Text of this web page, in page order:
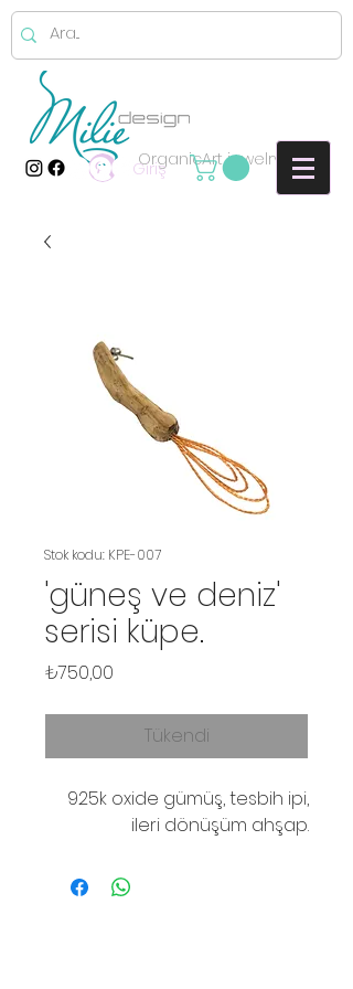
OrganicArt jewelry
Giriş
Stok kodu: KPE-007
'güneş ve deniz'
serisi küpe.
₺750,00
Tükendi
925k oxide gümüş, tesbih ipi,
ileri dönüşüm ahşap.